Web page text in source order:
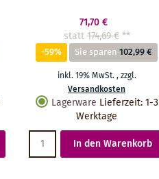
71,70 €
statt174,69 € **
-59% Sie sparen102,99 €
inkl. 19% MwSt.,zzgl.
Versandkosten
Lagerware Lieferzeit:1-3
Werktage
In den Warenkorb